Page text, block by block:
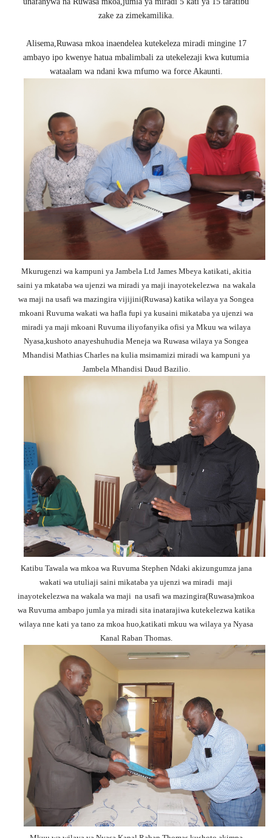
zake za zimekamilika.
Alisema,Ruwasa mkoa inaendelea kutekeleza miradi mingine 17
ambayo ipo kwenye hatua mbalimbali za utekelezaji kwa kutumia
wataalam wa ndani kwa mfumo wa force Akaunti.
Mkurugenzi wa kampuni ya Jambela Ltd James Mbeya katikati, akitia
saini ya mkataba wa ujenzi wa miradi ya maji inayotekelezwa na wakala
wa maji na usafi wa mazingira vijijini(Ruwasa) katika wilaya ya Songea
mkoani Ruvuma wakati wa hafla fupi ya kusaini mikataba ya ujenzi wa
miradi ya maji mkoani Ruvuma iliyofanyika ofisi ya Mkuu wa wilaya
Nyasa,kushoto anayeshuhudia Meneja wa Ruwasa wilaya ya Songea
Mhandisi Mathias Charles na kulia msimamizi miradi wa kampuni ya
Jambela Mhandisi Daud Bazilio.
Katibu Tawala wa mkoa wa Ruvuma Stephen Ndaki akizungumza jana
wakati wa utuliaji saini mikataba ya ujenzi wa miradi maji
inayotekelezwa na wakala wa maji na usafi wa mazingira(Ruwasa)mkoa
wa Ruvuma ambapo jumla ya miradi sita inatarajiwa kutekelezwa katika
wilaya nne kati ya tano za mkoa huo,katikati mkuu wa wilaya ya Nyasa
Kanal Raban Thomas.